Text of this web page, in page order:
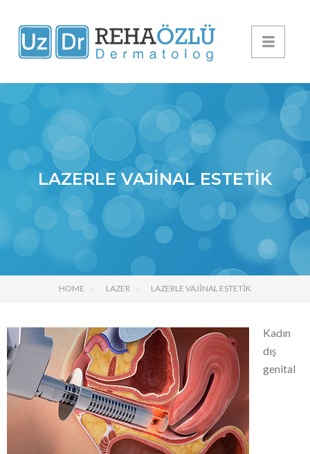
LAZERLE VAJINAL ESTETIK
HOME LAZER LAZERLE VAJINAL ESTETIK
Kadın
dış
genital